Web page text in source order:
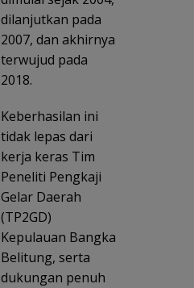
dilanjutkan pada
2007, dan akhirnya
terwujud pada
2018.
Keberhasilan ini
tidak lepas dari
kerja keras Tim
Peneliti Pengkaji
Gelar Daerah
(TP2GD)
Kepulauan Bangka
Belitung, serta
dukungan penuh